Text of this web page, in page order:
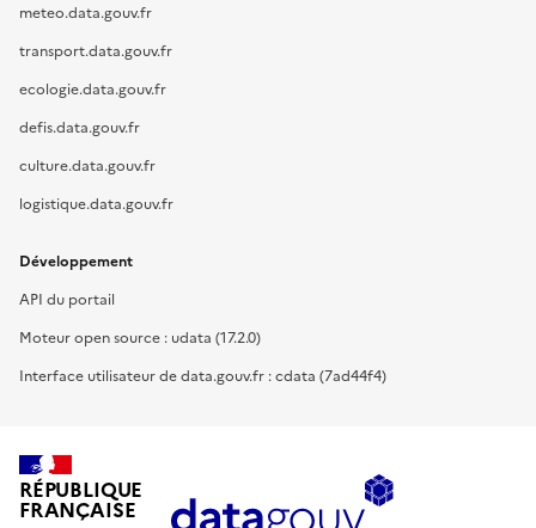
meteo.data.gouv.fr
transport.data.gouv.fr
ecologie.data.gouv.fr
defis.data.gouv.fr
culture.data.gouv.fr
logistique.data.gouv.fr
Développement
API du portail
Moteur open source : udata (17.2.0)
Interface utilisateur de data.gouv.fr : cdata (7ad44f4)
RÉPUBLIQUE
FRANÇAISE